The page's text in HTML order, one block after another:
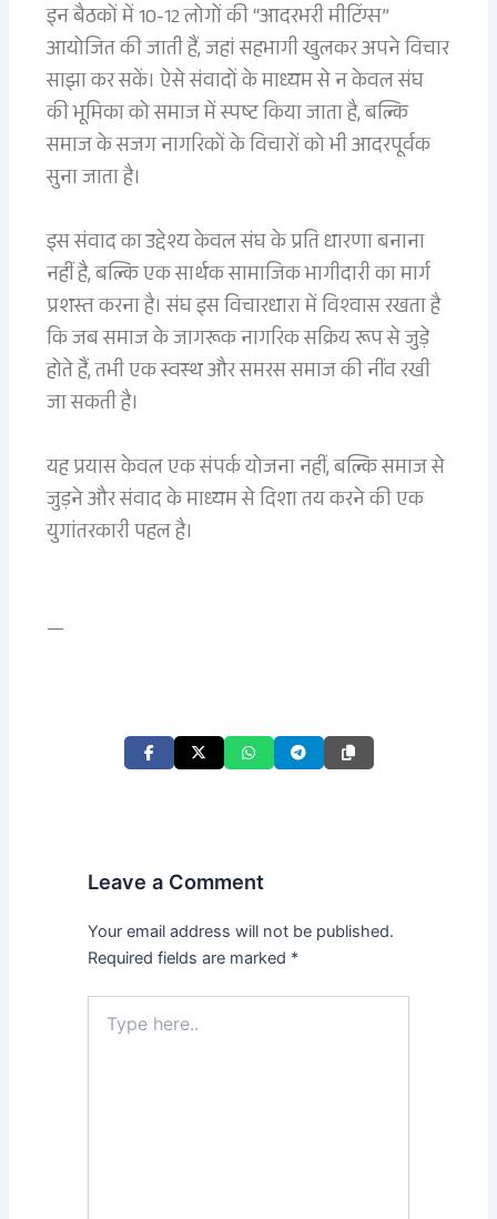
इन बैठकों में 10-12 लोगों की “आदरभरी मीटिंग्स”
आयोजित की जाती हैं, जहां सहभागी खुलकर अपने विचार
साझा कर सकें। ऐसे संवादों के माध्यम से न केवल संघ
की भूमिका को समाज में स्पष्ट किया जाता है, बल्कि
समाज के सजग नागरिकों के विचारों को भी आदरपूर्वक
सुना जाता है।
इस संवाद का उद्देश्य केवल संघ के प्रति धारणा बनाना
नहीं है, बल्कि एक सार्थक सामाजिक भागीदारी का मार्ग
प्रशस्त करना है। संघ इस विचारधारा में विश्वास रखता है
कि जब समाज के जागरूक नागरिक सक्रिय रूप से जुड़े
होते हैं, तभी एक स्वस्थ और समरस समाज की नींव रखी
जा सकती है।
यह प्रयास केवल एक संपर्क योजना नहीं, बल्कि समाज से
जुड़ने और संवाद के माध्यम से दिशा तय करने की एक
युगांतरकारी पहल है।
—
Leave a Comment
Your email address will not be published.
Required fields are marked *
here..